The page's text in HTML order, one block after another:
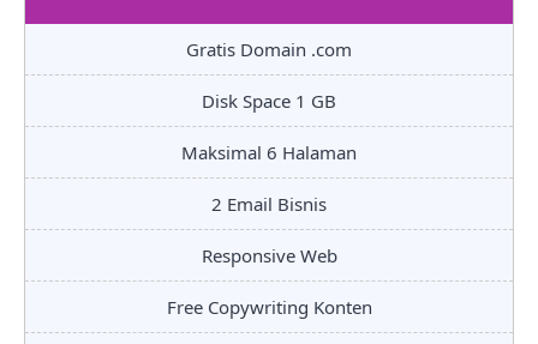
Gratis Domain .com
Disk Space 1 GB
Maksimal 6 Halaman
2 Email Bisnis
Responsive Web
Free Copywriting Konten